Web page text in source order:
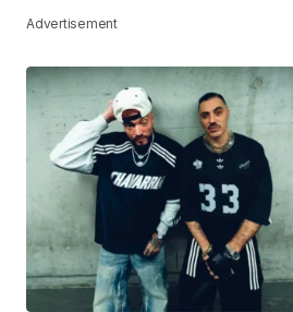
Advertisement